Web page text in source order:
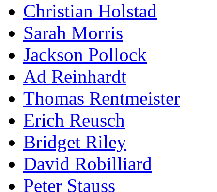
Christian Holstad
Sarah Morris
Jackson Pollock
Ad Reinhardt
Thomas Rentmeister
Erich Reusch
Bridget Riley
David Robilliard
Peter Stauss